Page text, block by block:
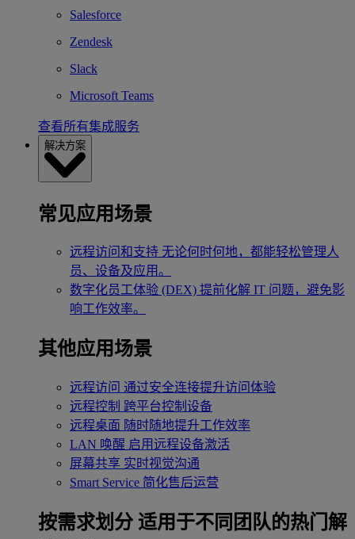
Salesforce
Zendesk
Slack
Microsoft Teams
查看所有集成服务
解决方案
常见应用场景
远程访问和支持 无论何时何地，都能轻松管理人
员、设备及应用。
数字化员工体验 (DEX) 提前化解 IT 问题，避免影
响工作效率。
其他应用场景
远程访问 通过安全连接提升访问体验
远程控制 跨平台控制设备
远程桌面 随时随地提升工作效率
LAN 唤醒 启用远程设备激活
屏幕共享 实时视觉沟通
Smart Service 简化售后运营
按需求划分 适用于不同团队的热门解